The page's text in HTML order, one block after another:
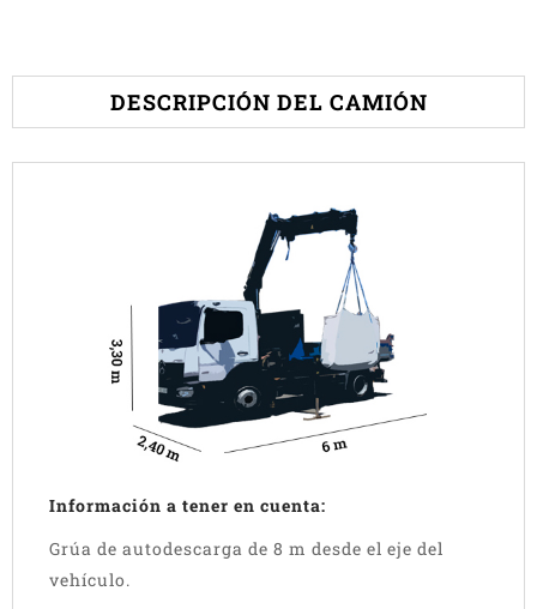
DESCRIPCIÓN DEL CAMIÓN
Información a tener en cuenta:
Grúa de autodescarga de 8 m desde el eje del
vehículo.